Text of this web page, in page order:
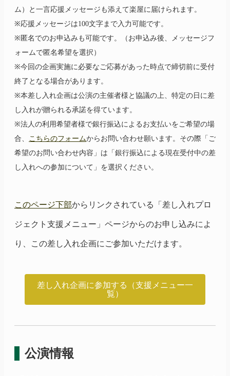
ム）と一言応援メッセージも添えて楽屋に届けられます。
※応援メッセージは100文字まで入力可能です。
※匿名でのお申込みも可能です。（お申込み後、メッセージフ
ォームで匿名希望を選択）
※今回の企画実施に必要なご応募があった時点で締切前に受付
終了となる場合があります。
※本差し入れ企画は公演の主催者様と協議の上、特定の日に差
し入れが贈られる承諾を得ています。
※法人の利用希望者様で銀行振込によるお支払いをご希望の場
合、 こちらのフォームからお問い合わせ願います。その際「ご
希望のお問い合わせ内容」は「銀行振込による現在受付中の差
し入れへの参加について」を選択ください。
このページ下部からリンクされている「差し入れプロ
ジェクト支援メニュー」ページからのお申し込みによ
り、この差し入れ企画にご参加いただけます。
差し入れ企画に参加する（支援メニュー一
覧）
公演情報